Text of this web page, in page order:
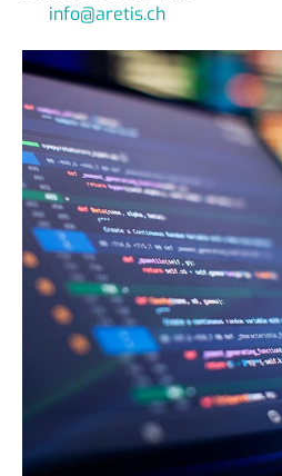
info@aretis.ch